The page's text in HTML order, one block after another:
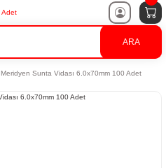
ARA
Meridyen Sunta Vidası 6.0x70mm 100 Adet